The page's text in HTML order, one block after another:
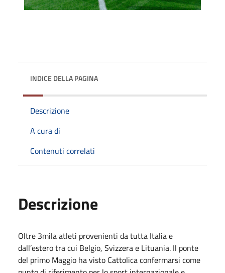
INDICE DELLA PAGINA
Descrizione
A cura di
Contenuti correlati
Descrizione
Oltre 3mila atleti provenienti da tutta Italia e
dall’estero tra cui Belgio, Svizzera e Lituania. Il ponte
del primo Maggio ha visto Cattolica confermarsi come